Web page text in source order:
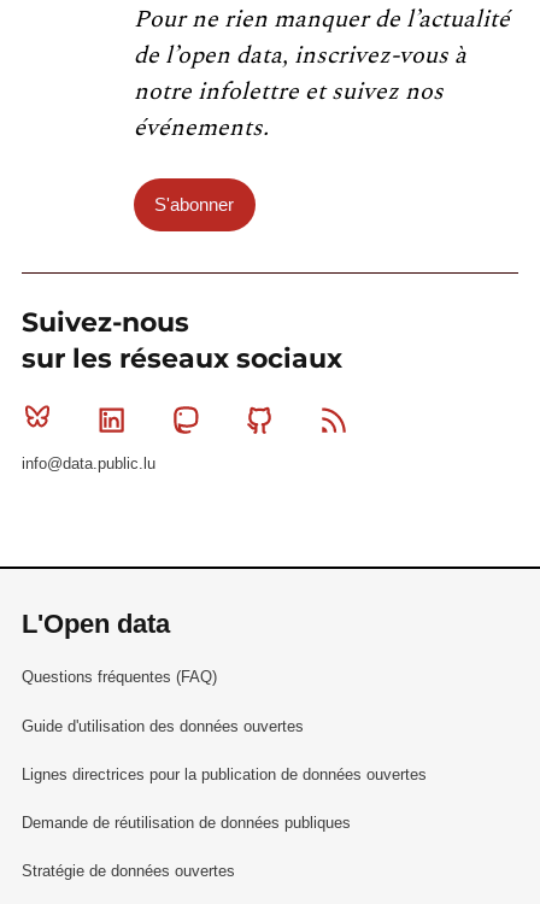
Pour ne rien manquer de l’actualité
de l’open data, inscrivez-vous à
notre infolettre et suivez nos
événements.
S'abonner
Suivez-nous
sur les réseaux sociaux
Bluesky Linkedin MastodonGithub
info@data.public.lu
L'Open data
Questions fréquentes (FAQ)
Guide d'utilisation des données ouvertes
Lignes directrices pour la publication de données ouvertes
Demande de réutilisation de données publiques
Stratégie de données ouvertes